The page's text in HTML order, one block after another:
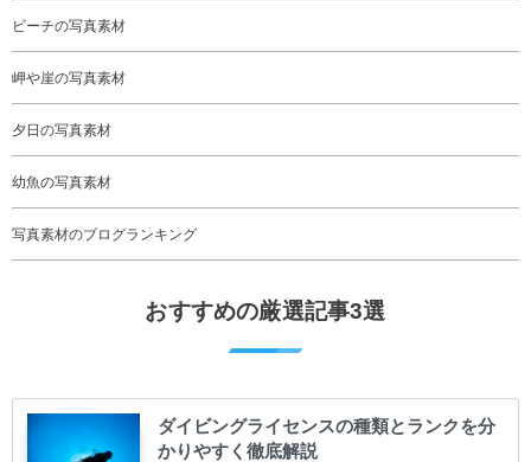
ビーチの写真素材
岬や崖の写真素材
夕日の写真素材
幼魚の写真素材
写真素材のブログランキング
おすすめの厳選記事3選
ダイビングライセンスの種類とランクを分
かりやすく徹底解説